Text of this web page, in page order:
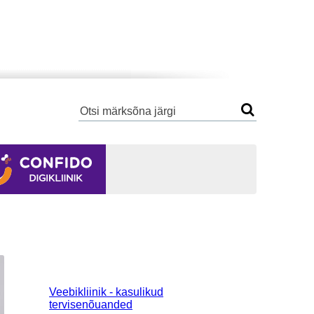
Veebikliinik - kasulikud
tervisenõuanded